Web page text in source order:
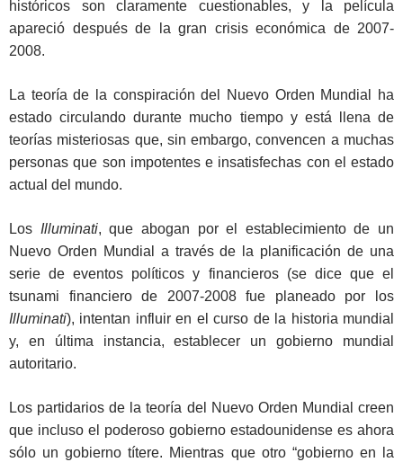
históricos son claramente cuestionables, y la película
apareció después de la gran crisis económica de 2007-
2008.
La teoría de la conspiración del Nuevo Orden Mundial ha
estado circulando durante mucho tiempo y está llena de
teorías misteriosas que, sin embargo, convencen a muchas
personas que son impotentes e insatisfechas con el estado
actual del mundo.
Los Illuminati, que abogan por el establecimiento de un
Nuevo Orden Mundial a través de la planificación de una
serie de eventos políticos y financieros (se dice que el
tsunami financiero de 2007-2008 fue planeado por los
Illuminati), intentan influir en el curso de la historia mundial
y, en última instancia, establecer un gobierno mundial
autoritario.
Los partidarios de la teoría del Nuevo Orden Mundial creen
que incluso el poderoso gobierno estadounidense es ahora
sólo un gobierno títere. Mientras que otro “gobierno en la